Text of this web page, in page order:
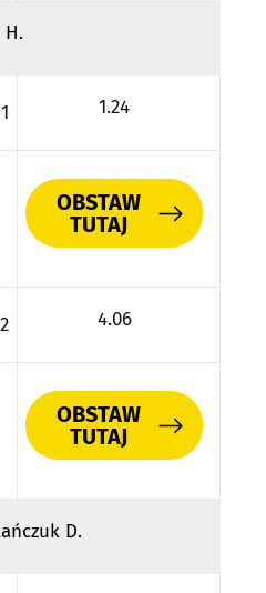
H.
1 1.24
OBSTAW
TUTAJ
2 4.06
OBSTAW
TUTAJ
D.